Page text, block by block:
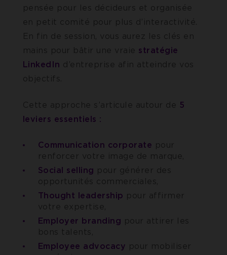
pensée pour les décideurs et organisée
en petit comité pour plus d’interactivité.
En fin de session, vous aurez les clés en
mains pour bâtir une vraie stratégie
LinkedIn d’entreprise afin atteindre vos
objectifs.
Cette approche s’articule autour de
5
leviers essentiels :
Communication corporate pour
renforcer votre image de marque,
Social selling pour générer des
opportunités commerciales,
Thought leadership pour affirmer
votre expertise,
Employer branding pour attirer les
bons talents,
Employee advocacy pour mobiliser